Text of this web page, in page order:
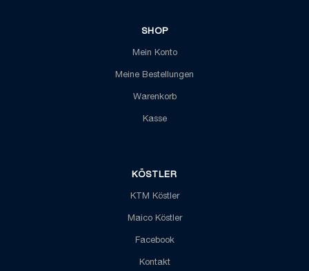
SHOP
Mein Konto
Meine Bestellungen
Warenkorb
Kasse
KÖSTLER
KTM Köstler
Maico Köstler
Facebook
Kontakt